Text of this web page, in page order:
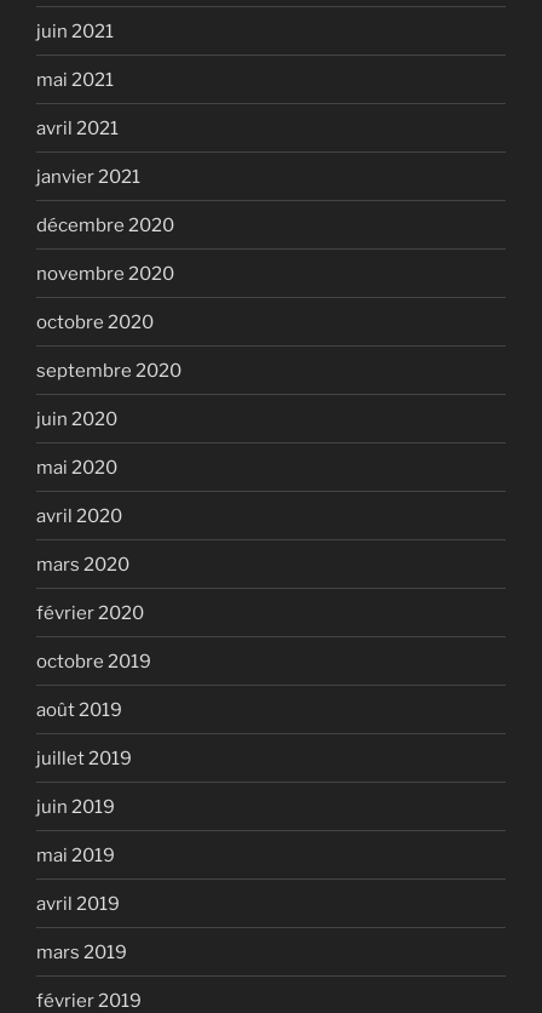
juin 2021
mai 2021
avril 2021
janvier 2021
décembre 2020
novembre 2020
octobre 2020
septembre 2020
juin 2020
mai 2020
avril 2020
mars 2020
février 2020
octobre 2019
août 2019
juillet 2019
juin 2019
mai 2019
avril 2019
mars 2019
février 2019